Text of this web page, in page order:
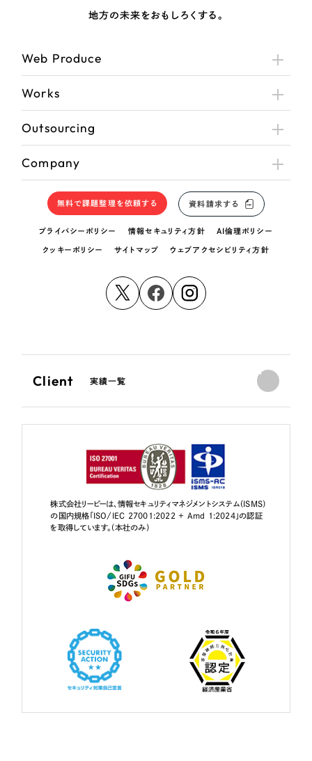
地方の未来をおもしろくする。
Web Produce
Works
Outsourcing
Company
無料で課題整理を依頼する 資料請求する
プライバシーポリシー 情報セキュリティ方針 AI倫理ポリシー
クッキーポリシー サイトマップ ウェブアクセシビリティ方針
Client 実績一覧
株式会社リーピーは、情報セキュリティマネジメントシステム（ISMS）
の国内規格「ISO/IEC 27001:2022 + Amd 1:2024」の認証
を取得しています。（本社のみ）